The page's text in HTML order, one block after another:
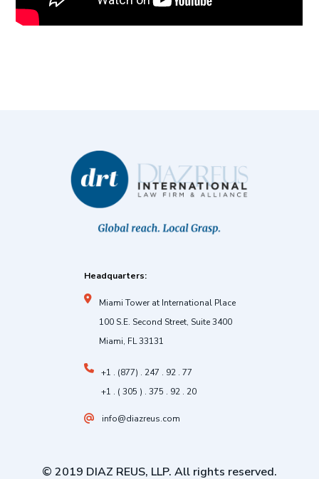
Headquarters:
Miami Tower at International Place
100 S.E. Second Street, Suite 3400
Miami, FL 33131
+1 . (877) . 247 . 92 . 77
+1 . ( 305 ) . 375 . 92 . 20
info@diazreus.com
© 2019 DIAZ REUS, LLP. All rights reserved.